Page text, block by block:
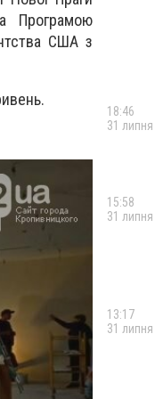
Програмою
США з
18:46
31 липня
15:58
31 липня
13:17
31 липня